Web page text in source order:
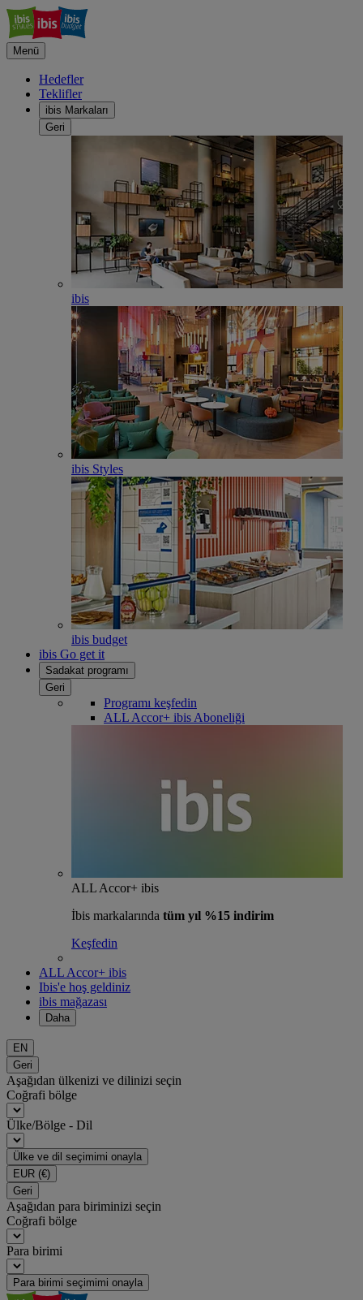
Menü
Hedefler
Teklifler
ibis Markaları
Geri
ibis
ibis Styles
ibis budget
ibis Go get it
Sadakat programı
Geri
Programı keşfedin
ALL Accor+ ibis Aboneliği
ALL Accor+ ibis
İbis markalarında tüm yıl %15 indirim
Keşfedin
ALL Accor+ ibis
Ibis'e hoş geldiniz
ibis mağazası
Daha
EN
Geri
Aşağıdan ülkenizi ve dilinizi seçin
Coğrafi bölge
Ülke/Bölge - Dil
Ülke ve dil seçimimi onayla
EUR (€)
Geri
Aşağıdan para biriminizi seçin
Coğrafi bölge
Para birimi
Para birimi seçimimi onayla